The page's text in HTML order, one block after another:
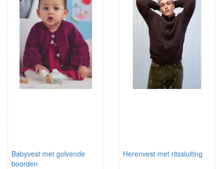
Babyvest met golvende
boorden
Herenvest met ritssluiting